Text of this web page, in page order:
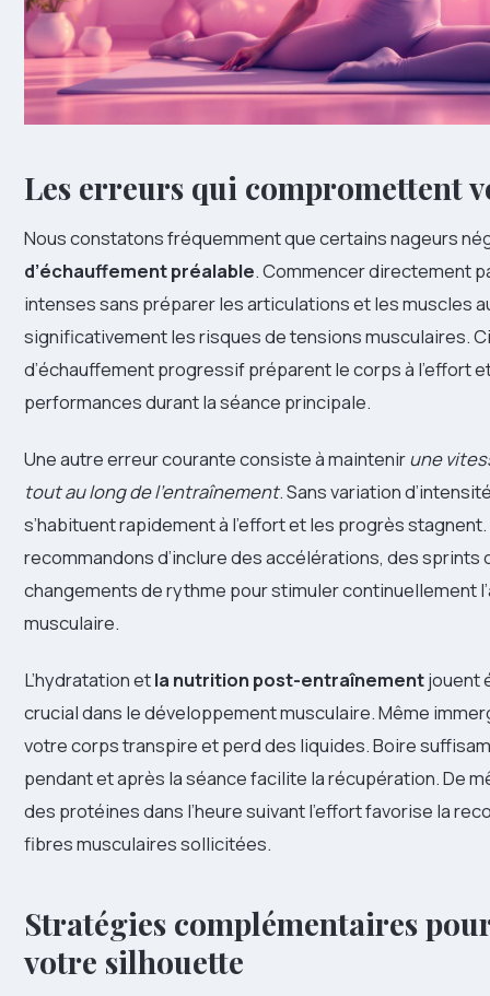
Les erreurs qui compromettent
Nous constatons fréquemment que certains nageurs
d’échauffement préalable. Commencer directement
intenses sans préparer les articulations et les muscles
significativement les risques de tensions musculaires.
d’échauffement progressif préparent le corps à l’effort
performances durant la séance principale.
Une autre erreur courante consiste à maintenirune
tout au long de l’entraînement. Sans variation
s’habituent rapidement à l’effort et les progrès
recommandons d’inclure des accélérations, des sprints
changements de rythme pour stimuler continuellement
musculaire.
L’hydratation etla nutrition post-entraînementjouent
crucial dans le développement musculaire. Même
votre corps transpire et perd des liquides. Boire
pendant et après la séance facilite la récupération. De
des protéines dans l’heure suivant l’effort favorise la
fibres musculaires sollicitées.
Stratégies complémentaires
votre silhouette